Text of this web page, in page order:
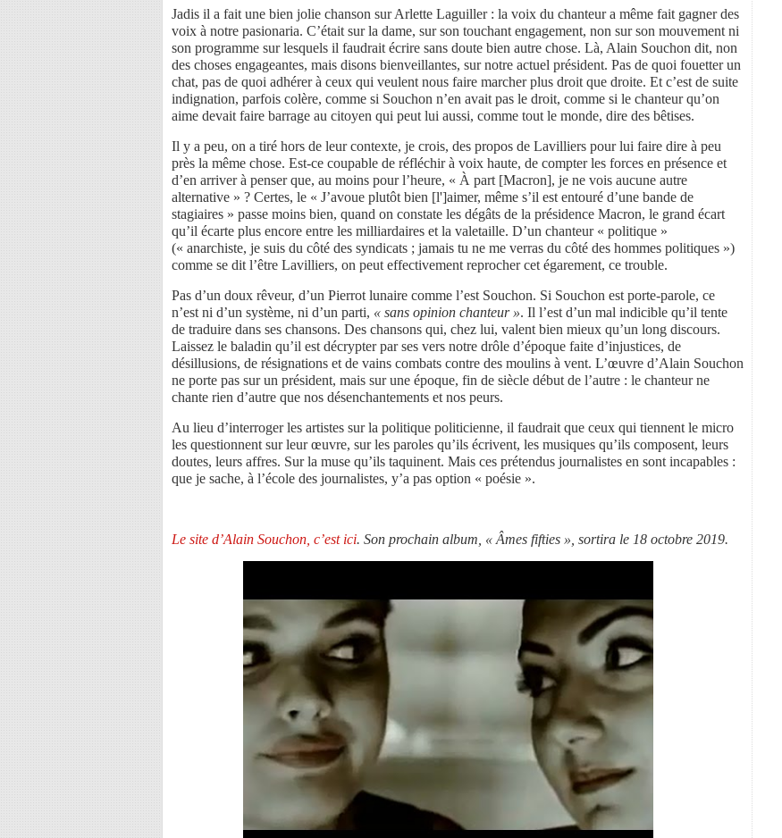
Jadis il a fait une bien jolie chanson sur Arlette Laguiller : la voix du chanteur a même fait gagner des
voix à notre pasionaria. C’était sur la dame, sur son touchant engagement, non sur son mouvement ni
son programme sur lesquels il faudrait écrire sans doute bien autre chose. Là, Alain Souchon dit, non
des choses engageantes, mais disons bienveillantes, sur notre actuel président. Pas de quoi fouetter un
chat, pas de quoi adhérer à ceux qui veulent nous faire marcher plus droit que droite. Et c’est de suite
indignation, parfois colère, comme si Souchon n’en avait pas le droit, comme si le chanteur qu’on
aime devait faire barrage au citoyen qui peut lui aussi, comme tout le monde, dire des bêtises.
Il y a peu, on a tiré hors de leur contexte, je crois, des propos de Lavilliers pour lui faire dire à peu
près la même chose. Est-ce coupable de réfléchir à voix haute, de compter les forces en présence et
d’en arriver à penser que, au moins pour l’heure, « À part [Macron], je ne vois aucune autre
alternative » ? Certes, le « J’avoue plutôt bien [l']aimer, même s’il est entouré d’une bande de
stagiaires » passe moins bien, quand on constate les dégâts de la présidence Macron, le grand écart
qu’il écarte plus encore entre les milliardaires et la valetaille. D’un chanteur « politique »
(« anarchiste, je suis du côté des syndicats ; jamais tu ne me verras du côté des hommes politiques »)
comme se dit l’être Lavilliers, on peut effectivement reprocher cet égarement, ce trouble.
Pas d’un doux rêveur, d’un Pierrot lunaire comme l’est Souchon. Si Souchon est porte-parole, ce
n’est ni d’un système, ni d’un parti, « sans opinion chanteur ». Il l’est d’un mal indicible qu’il tente
de traduire dans ses chansons. Des chansons qui, chez lui, valent bien mieux qu’un long discours.
Laissez le baladin qu’il est décrypter par ses vers notre drôle d’époque faite d’injustices, de
désillusions, de résignations et de vains combats contre des moulins à vent. L’œuvre d’Alain Souchon
ne porte pas sur un président, mais sur une époque, fin de siècle début de l’autre : le chanteur ne
chante rien d’autre que nos désenchantements et nos peurs.
Au lieu d’interroger les artistes sur la politique politicienne, il faudrait que ceux qui tiennent le micro
les questionnent sur leur œuvre, sur les paroles qu’ils écrivent, les musiques qu’ils composent, leurs
doutes, leurs affres. Sur la muse qu’ils taquinent. Mais ces prétendus journalistes en sont incapables :
que je sache, à l’école des journalistes, y’a pas option « poésie ».
Le site d’Alain Souchon, c’est ici. Son prochain album, « Âmes fifties », sortira le 18 octobre 2019.